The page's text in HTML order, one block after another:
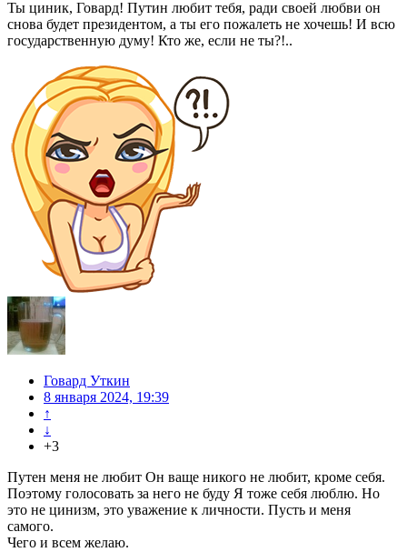
Ты циник, Говард! Путин любит тебя, ради своей любви он
снова будет президентом, а ты его пожалеть не хочешь! И всю
государственную думу! Кто же, если не ты?!..
Говард Уткин
8 января 2024, 19:39
↑
↓
+3
Путен меня не любит Он ваще никого не любит, кроме себя.
Поэтому голосовать за него не буду Я тоже себя люблю. Но
это не цинизм, это уважение к личности. Пусть и меня
самого.
Чего и всем желаю.